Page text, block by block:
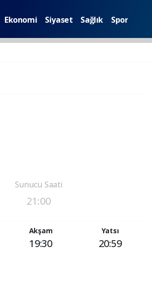
Ekonomi Siyaset Sağlık Spor
Sunucu Saati
21:00
Akşam
19:30
Yatsı
20:59